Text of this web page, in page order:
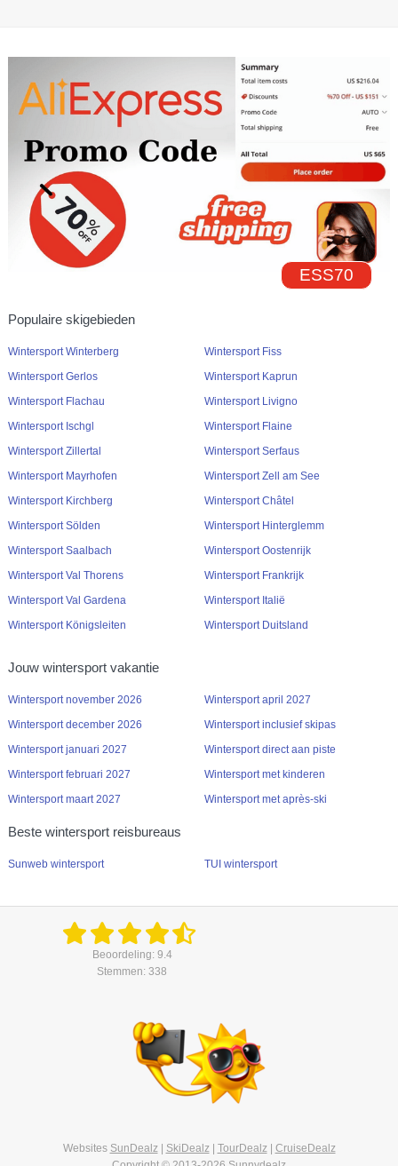
ESS70
Populaire skigebieden
Wintersport Winterberg
Wintersport Gerlos
Wintersport Flachau
Wintersport Ischgl
Wintersport Zillertal
Wintersport Mayrhofen
Wintersport Kirchberg
Wintersport Sölden
Wintersport Saalbach
Wintersport Val Thorens
Wintersport Val Gardena
Wintersport Königsleiten
Wintersport Fiss
Wintersport Kaprun
Wintersport Livigno
Wintersport Flaine
Wintersport Serfaus
Wintersport Zell am See
Wintersport Châtel
Wintersport Hinterglemm
Wintersport Oostenrijk
Wintersport Frankrijk
Wintersport Italië
Wintersport Duitsland
Jouw wintersport vakantie
Wintersport november 2026
Wintersport december 2026
Wintersport januari 2027
Wintersport februari 2027
Wintersport maart 2027
Wintersport april 2027
Wintersport inclusief skipas
Wintersport direct aan piste
Wintersport met kinderen
Wintersport met après-ski
Beste wintersport reisbureaus
Sunweb wintersport TUI wintersport
Beoordeling: 9.4
Stemmen: 338
Websites SunDealz| SkiDealz| TourDealz| CruiseDealz